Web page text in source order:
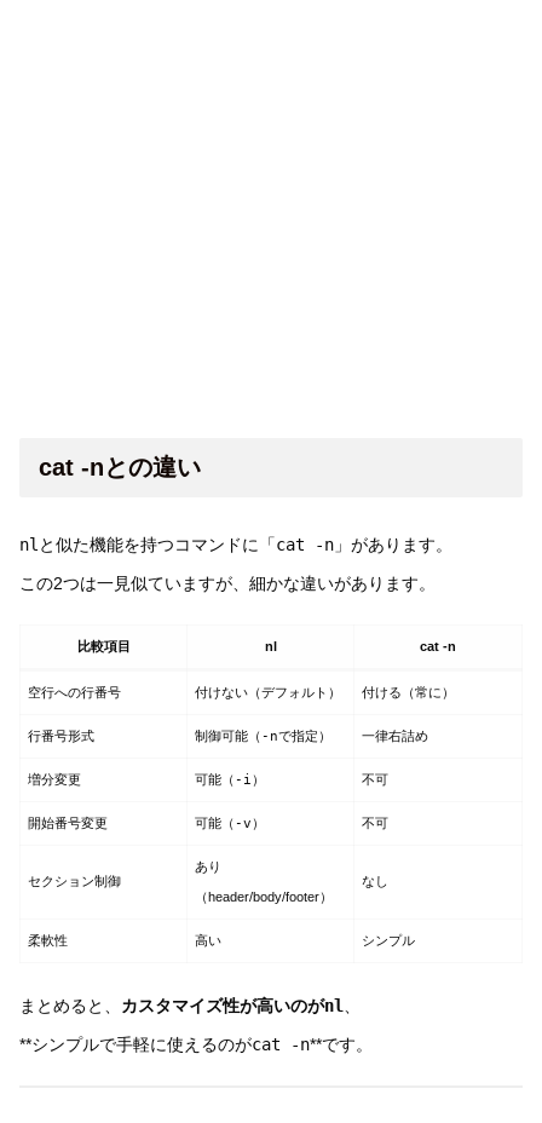
cat -nとの違い
nlと似た機能を持つコマンドに「cat -n 」があります。
この2つは一見似ていますが、細かな違いがあります。
比較項目 nl cat -n
空行への行番号 付けない（デフォルト） 付ける（常に）
行番号形式 制御可能（-nで指定） 一律右詰め
増分変更 可能（-i） 不可
開始番号変更 可能（-v） 不可
セクション制御
あり
（header/body/footer）
なし
柔軟性 高い シンプル
まとめると、 カスタマイズ性が高いのがnl
**シンプルで手軽に使えるのがcat -n**です。